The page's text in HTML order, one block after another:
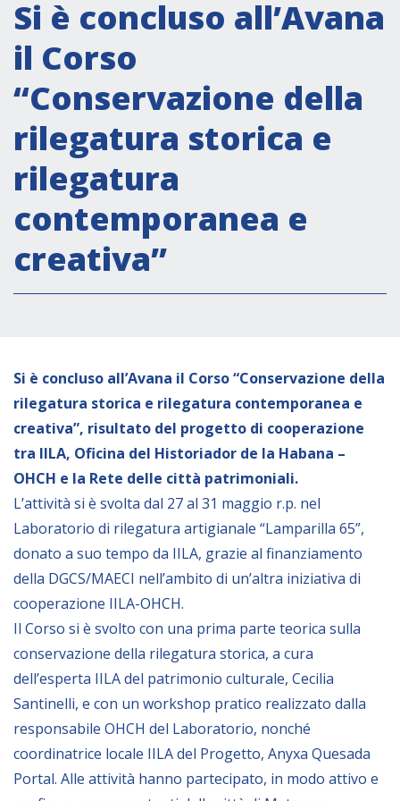
Segreteria Culturale
Segreteria Socio-economica
Segreteria Tecnico scientifica
Forum PMI
Conferenze Italia-America Latina e Caraibi
Rete per la promozione dell’uguaglianza di
genere
Borse di Studio
Partnership
Patrimonio culturale
Empowerment socio- economico
Giustizia e Sicurezza
EUROsociAL
EL PAcCTO
EUROFRONT
COPOLAD III
AL-INVEST Verde
MEDIA
Video
Audio
Si è concluso all’Avana
il Corso
“Conservazione della
rilegatura storica e
rilegatura
contemporanea e
creativa”
Si è concluso all’Avana il Corso “Conservazione della
rilegatura storica e rilegatura contemporanea e
creativa”, risultato del progetto di cooperazione
tra IILA, Oficina del Historiador de la Habana –
OHCH e la Rete delle città patrimoniali.
L’attività si è svolta dal 27 al 31 maggio r.p. nel
Laboratorio di rilegatura artigianale “Lamparilla 65”,
donato a suo tempo da IILA, grazie al finanziamento
della DGCS/MAECI nell’ambito di un’altra iniziativa di
cooperazione IILA-OHCH.
Il Corso si è svolto con una prima parte teorica sulla
conservazione della rilegatura storica, a cura
dell’esperta IILA del patrimonio culturale, Cecilia
Santinelli, e con un workshop pratico realizzato dalla
responsabile OHCH del Laboratorio, nonché
coordinatrice locale IILA del Progetto, Anyxa Quesada
Portal. Alle attività hanno partecipato, in modo attivo e